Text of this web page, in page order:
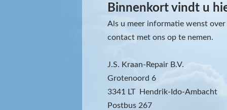
Binnenkort vindt u
Als u meer informatie wenst
contact met ons op te nemen.
J.S. Kraan-Repair B.V.
Grotenoord 6
3341 LT Hendrik-Ido-Ambacht
Postbus 267